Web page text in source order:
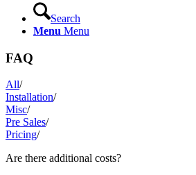
Search
Menu Menu
FAQ
All/
Installation/
Misc/
Pre Sales/
Pricing/
Are there additional costs?